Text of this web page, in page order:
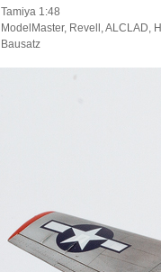
Tamiya 1:48
ModelMaster, Revell, ALCLAD,
Bausatz